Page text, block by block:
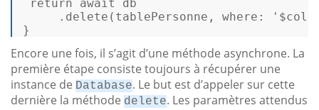
return
await
db
.delete(tablePersonne, where :
}
Encore une fois, il s’agit d’une méthode asynchrone. La
première étape consiste toujours à récupérer une
instance de Database. Le but est d’appeler sur cette
dernière la méthode delete. Les paramètres attendus